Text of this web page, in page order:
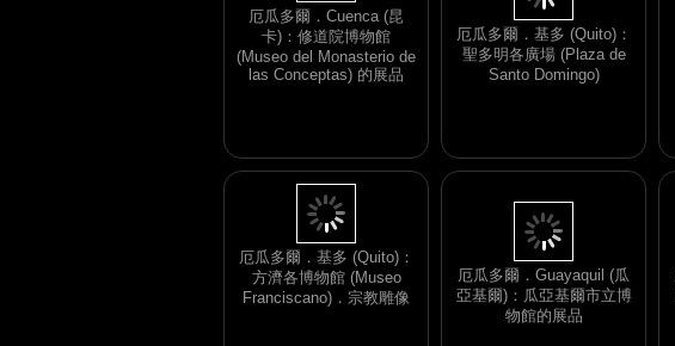
厄瓜多爾．Cuenca (昆
厄瓜多爾．基多 (Quito)：
聖多明各廣場 (Plaza de
厄瓜多爾．Guayaquil (瓜
亞基爾)：瓜亞基爾市立博